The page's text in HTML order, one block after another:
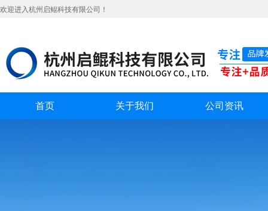
欢迎进入杭州启鲲科技有限公司！
首页 关于我们 公司资讯